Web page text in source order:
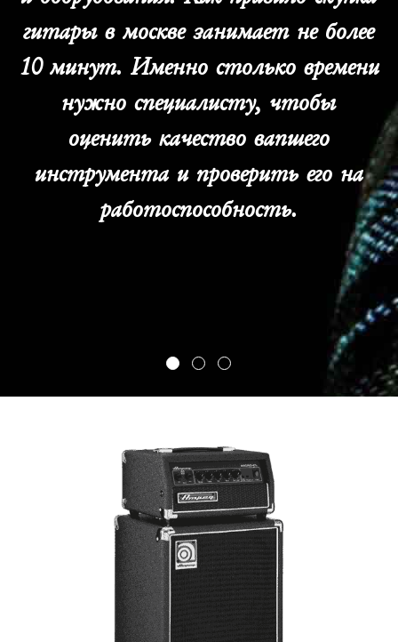
гитары в москве занимает не более
10 минут. Именно столько времени
нужно специалисту, чтобы
оценить качество вапшего
инструмента и проверить его на
работоспособность.